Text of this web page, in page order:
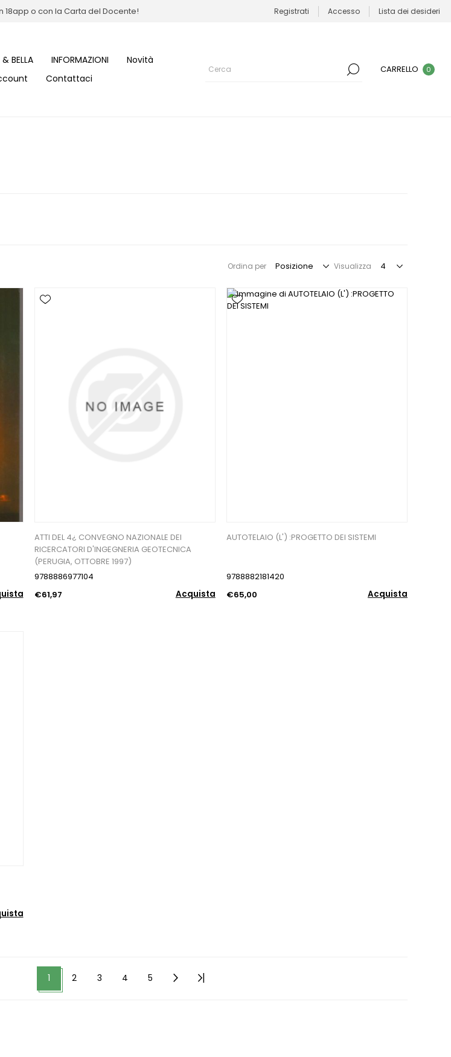
18app o con la Carta del Docente! Registrati Accesso Lista dei desideri
BELLA INFORMAZIONI
Novità
Contattaci
CARRELLO 0
Ordina per Visualizza
ATTI DEL 4¿ CONVEGNO NAZIONALE DEI
RICERCATORI D'INGEGNERIA GEOTECNICA
(PERUGIA, OTTOBRE 1997)
9788886977104
€61,97
Acquista
AUTOTELAIO (L') :PROGETTO DEI SISTEMI
9788882181420
€65,00
Acquista
1 2 3 4 5